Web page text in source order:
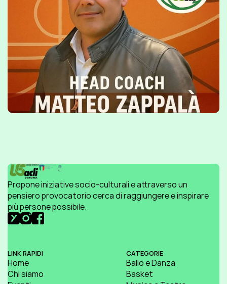
Propone iniziative socio-culturali e attraverso un
pensiero provocatorio cerca di raggiungere e inspirare
più persone possibile.
LINK RAPIDI
Home
Chi siamo
CATEGORIE
Ballo e Danza
Basket